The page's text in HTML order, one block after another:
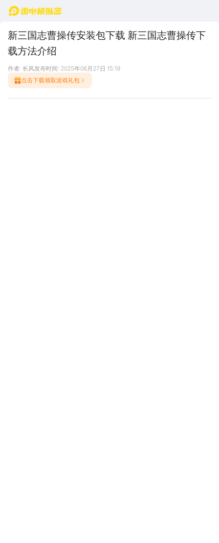
首页
新三国志曹操传安装包下载 新三国志曹操传下
载方法介绍
作者: 长风发布时间: 2025年06月27日 15:19
点击下载领取游戏礼包